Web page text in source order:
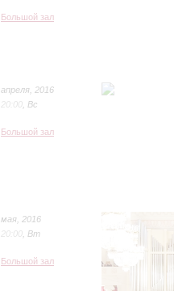
Большой зал
апреля 2016
20:00 Вс
Большой зал
мая 2016
20:00 Вт
Большой зал